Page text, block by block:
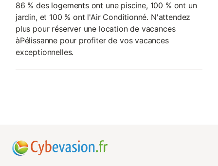
86 % des logements ont une piscine, 100 % ont un
jardin, et 100 % ont l'Air Conditionné. N'attendez
plus pour réserver une location de vacances
àPélissanne pour profiter de vos vacances
exceptionnelles.